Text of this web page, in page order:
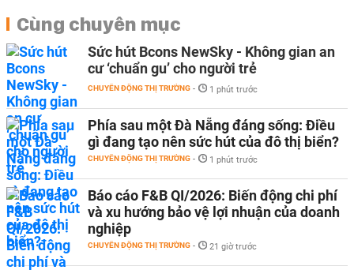
Cùng chuyên mục
Sức hút Bcons NewSky - Không gian an
cư ‘chuẩn gu’ cho người trẻ
CHUYỂN ĐỘNG THỊ TRƯỜNG - 1 phút trước
Phía sau một Đà Nẵng đáng sống: Điều
gì đang tạo nên sức hút của đô thị biển?
CHUYỂN ĐỘNG THỊ TRƯỜNG - 1 phút trước
Báo cáo F&B QI/2026: Biến động chi phí
và xu hướng bảo vệ lợi nhuận của doanh
nghiệp
CHUYỂN ĐỘNG THỊ TRƯỜNG - 21 giờ trước